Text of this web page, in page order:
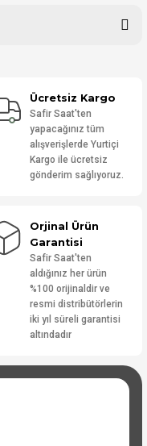
Ücretsiz Kargo
Safir Saat'ten
yapacağınız tüm
alışverişlerde Yurtiçi
Kargo ile ücretsiz
gönderim sağlıyoruz.
Orjinal Ürün
Garantisi
Safir Saat'ten
aldığınız her ürün
%100 orijinaldir ve
resmi distribütörlerin
iki yıl süreli garantisi
altındadır